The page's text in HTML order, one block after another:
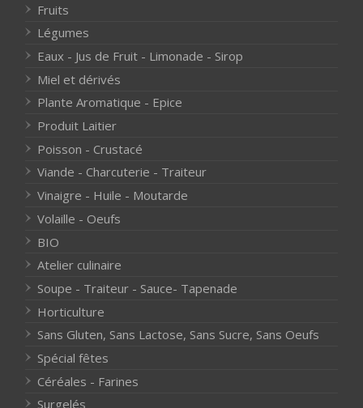
Fruits
Légumes
Eaux - Jus de Fruit - Limonade - Sirop
Miel et dérivés
Plante Aromatique - Epice
Produit Laitier
Poisson - Crustacé
Viande - Charcuterie - Traiteur
Vinaigre - Huile - Moutarde
Volaille - Oeufs
BIO
Atelier culinaire
Soupe - Traiteur - Sauce- Tapenade
Horticulture
Sans Gluten, Sans Lactose, Sans Sucre, Sans Oeufs
Spécial fêtes
Céréales - Farines
Surgelés